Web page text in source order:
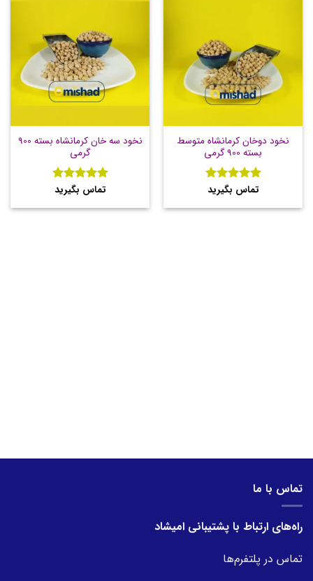
نخود دوخان کرمانشاه متوسط
بسته 900 گرمی
نمره 5از
تماس بگیرید
نخود سه خان کرمانشاه بسته 900
گرمی
نمره 5از
تماس بگیرید
تماس با ما
راه‌های ارتباط با پشتیبانی امیشاد
تماس در پلتفرم‌ها